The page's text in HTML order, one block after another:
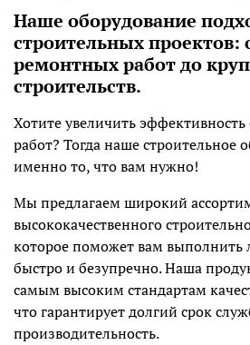
Наше оборудование
строительных проектов:
ремонтных работ до
строительств.
Хотите увеличить
работ? Тогда наше строительное
именно то, что вам нужно!
Мы предлагаем широкий
высококачественного
которое поможет вам выполнить
быстро и безупречно. Наша
самым высоким стандартам
что гарантирует долгий срок
производительность.